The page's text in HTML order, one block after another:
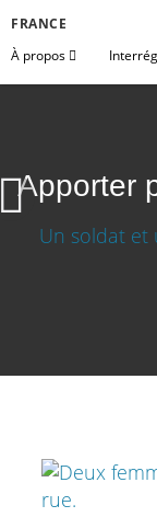
FRANCE
À propos
Apporter